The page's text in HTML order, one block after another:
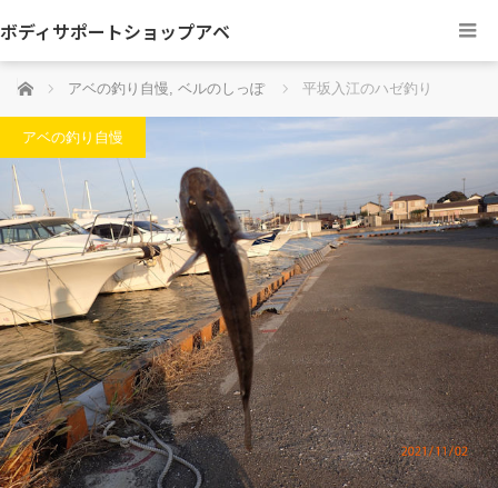
ボディサポートショップアベ
ホーム アベの釣り自慢, ベルのしっぽ 平坂入江のハゼ釣り
アベの釣り自慢